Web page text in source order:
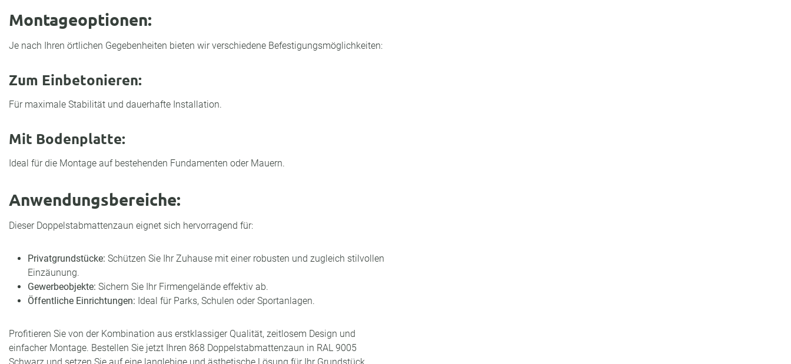
Montageoptionen:
Je nach Ihren örtlichen Gegebenheiten bieten wir verschiedene Befestigungsmöglichkeiten:
Zum Einbetonieren:
Für maximale Stabilität und dauerhafte Installation.
Mit Bodenplatte:
Ideal für die Montage auf bestehenden Fundamenten oder Mauern.
Anwendungsbereiche:
Dieser Doppelstabmattenzaun eignet sich hervorragend für:
Privatgrundstücke: Schützen Sie Ihr Zuhause mit einer robusten und zugleich stilvollen
Einzäunung.
Gewerbeobjekte: Sichern Sie Ihr Firmengelände effektiv ab.
Öffentliche Einrichtungen: Ideal für Parks, Schulen oder Sportanlagen.
Profitieren Sie von der Kombination aus erstklassiger Qualität, zeitlosem Design und
einfacher Montage. Bestellen Sie jetzt Ihren 868 Doppelstabmattenzaun in RAL 9005